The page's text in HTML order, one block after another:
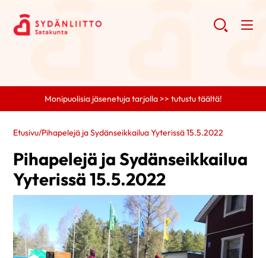
Monipuolisia jäsenetuja tarjolla >> tutustu täältä!
Etusivu/Pihapelejä ja Sydänseikkailua Yyterissä 15.5.2022
Pihapelejä ja Sydänseikkailua
Yyterissä 15.5.2022